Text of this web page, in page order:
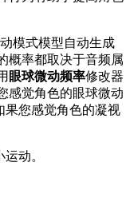
模式模型自动生成
概率都取决于音频属
眼球微动频率修改器
感觉角色的眼球微动
果您感觉角色的凝视
动。